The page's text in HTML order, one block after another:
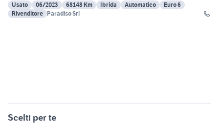
Usato
06/2023 68148 Km Ibrida Automatico
Euro 6
Rivenditore Paradiso Srl
Scelti per te